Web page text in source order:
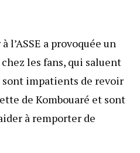
l’ASSE a provoquée un
les fans, qui saluent
sont impatients de revoir
de Kombouaré et sont
à remporter de